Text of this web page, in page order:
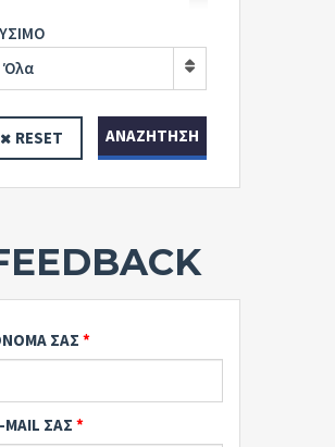
Όλα
RESET ΑΝΑΖΉΤΗΣΗ
ΣΑΣ
ΣΑΣ